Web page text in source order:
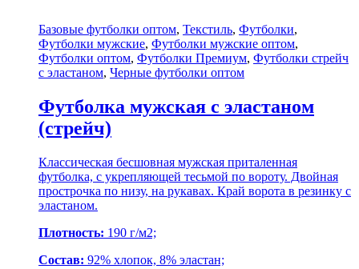
Базовые футболки оптом, Текстиль, Футболки,
Футболки мужские, Футболки мужские оптом,
Футболки оптом, Футболки Премиум, Футболки стрейч
с эластаном, Черные футболки оптом
Футболка мужская с эластаном
(стрейч)
Классическая бесшовная мужская приталенная
футболка, с укрепляющей тесьмой по вороту. Двойная
прострочка по низу, на рукавах. Край ворота в резинку с
эластаном.
Плотность: 190 г/м2;
Состав: 92% хлопок, 8% эластан;